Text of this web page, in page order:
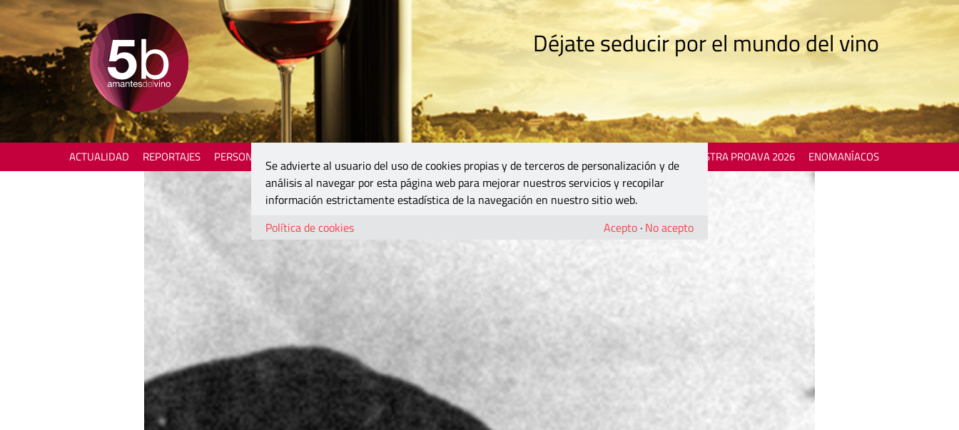
Déjate seducir por el mundo del vino
ACTUALIDAD REPORTAJES PERSONAJES MOSTRA PROAVA 2026 ENOMANÍACOS
Se advierte al usuario del uso de cookies propias y de terceros de personalización y de
análisis al navegar por esta página web para mejorar nuestros servicios y recopilar
información estrictamente estadística de la navegación en nuestro sitio web.
Política de cookies
Acepto · No acepto